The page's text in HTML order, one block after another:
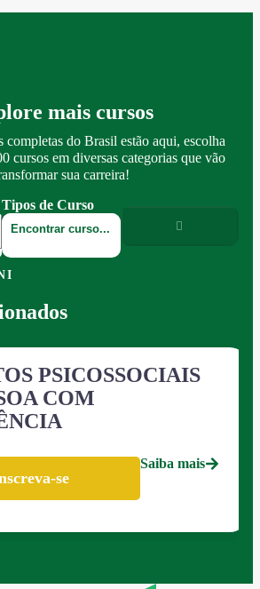
mais cursos
completas do Brasil estão aqui, escolha
cursos em diversas categorias que vão
sua carreira!
Tipos de Curso
PSICOSSOCIAIS
COM
se
Saiba mais